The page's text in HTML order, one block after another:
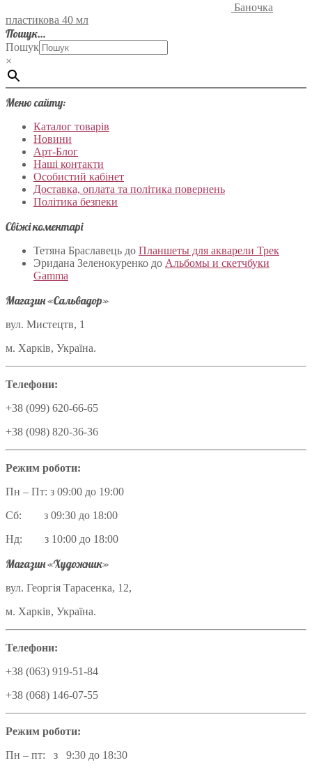
Баночка
пластикова 40 мл
Пошук…
Пошук
×
Меню сайту:
Каталог товарів
Новини
Арт-Блог
Наші контакти
Особистий кабінет
Доставка, оплата та політика повернень
Політика безпеки
Свіжі коментарі
Тетяна Браславець до Планшеты для акварели Трек
Эридана Зеленокуренко до Альбомы и скетчбуки
Gamma
Магазин «Сальвадор»
вул. Мистецтв, 1
м. Харків, Україна.
Телефони:
+38 (099) 620-66-65
+38 (098) 820-36-36
Режим роботи:
Пн – Пт: з 09:00 до 19:00
Сб: з 09:30 до 18:00
Нд: з 10:00 до 18:00
Магазин «Художник»
вул. Георгія Тарасенка, 12,
м. Харків, Україна.
Телефони:
+38 (063) 919-51-84
+38 (068) 146-07-55
Режим роботи:
Пн – пт: з 9:30 до 18:30